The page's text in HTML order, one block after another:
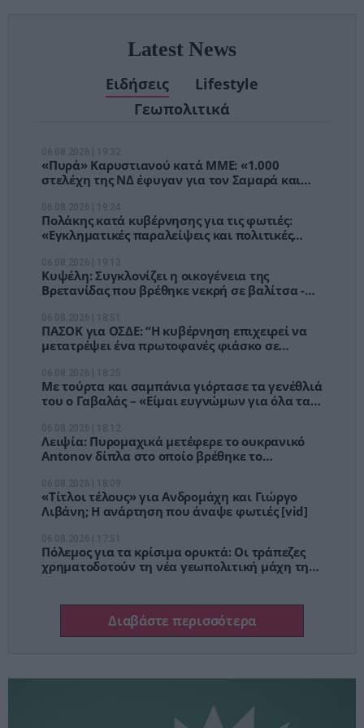
Latest News
Ειδήσεις
Lifestyle
Γεωπολιτικά
«Πυρά» Καρυστιανού κατά ΜΜΕ: «1.000
στελέχη της ΝΔ έφυγαν για τον Σαμαρά και
Πολάκης κατά κυβέρνησης για τις φωτιές:
«Εγκληματικές παραλείψεις και πολιτικές
Κυψέλη: Συγκλονίζει η οικογένεια της
Βρετανίδας που βρέθηκε νεκρή σε βαλίτσα -
ΠΑΣΟΚ για ΟΣΔΕ: “Η κυβέρνηση επιχειρεί να
μετατρέψει ένα πρωτοφανές φιάσκο σε
Με τούρτα και σαμπάνια γιόρτασε τα γενέθλιά
του ο Γαβαλάς – «Είμαι ευγνώμων για όλα τα
Λειψία: Πυρομαχικά μετέφερε το ουκρανικό
Antonov δίπλα στο οποίο βρέθηκε το
«Τίτλοι τέλους» για Ανδρομάχη και Γιώργο
Λιβάνη; Η ανάρτηση που άναψε φωτιές [vid]
Πόλεμος για τα κρίσιμα ορυκτά: Οι τράπεζες
χρηματοδοτούν τη νέα γεωπολιτική μάχη της
Διαβάστε περισσότερα